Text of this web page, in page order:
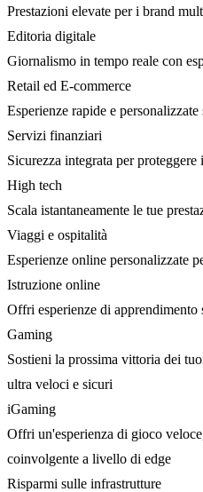
Prestazioni elevate per i brand
Editoria digitale
Giornalismo in tempo reale con
Retail ed E-commerce
Esperienze rapide e personalizzate
Servizi finanziari
Sicurezza integrata per
High tech
Scala istantaneamente le tue
Viaggi e ospitalità
Esperienze online personalizzate
Istruzione online
Offri esperienze di apprendimento
Gaming
Sostieni la prossima vittoria dei
ultra veloci e sicuri
iGaming
Offri un'esperienza di gioco
coinvolgente a livello di edge
Risparmi sulle infrastrutture